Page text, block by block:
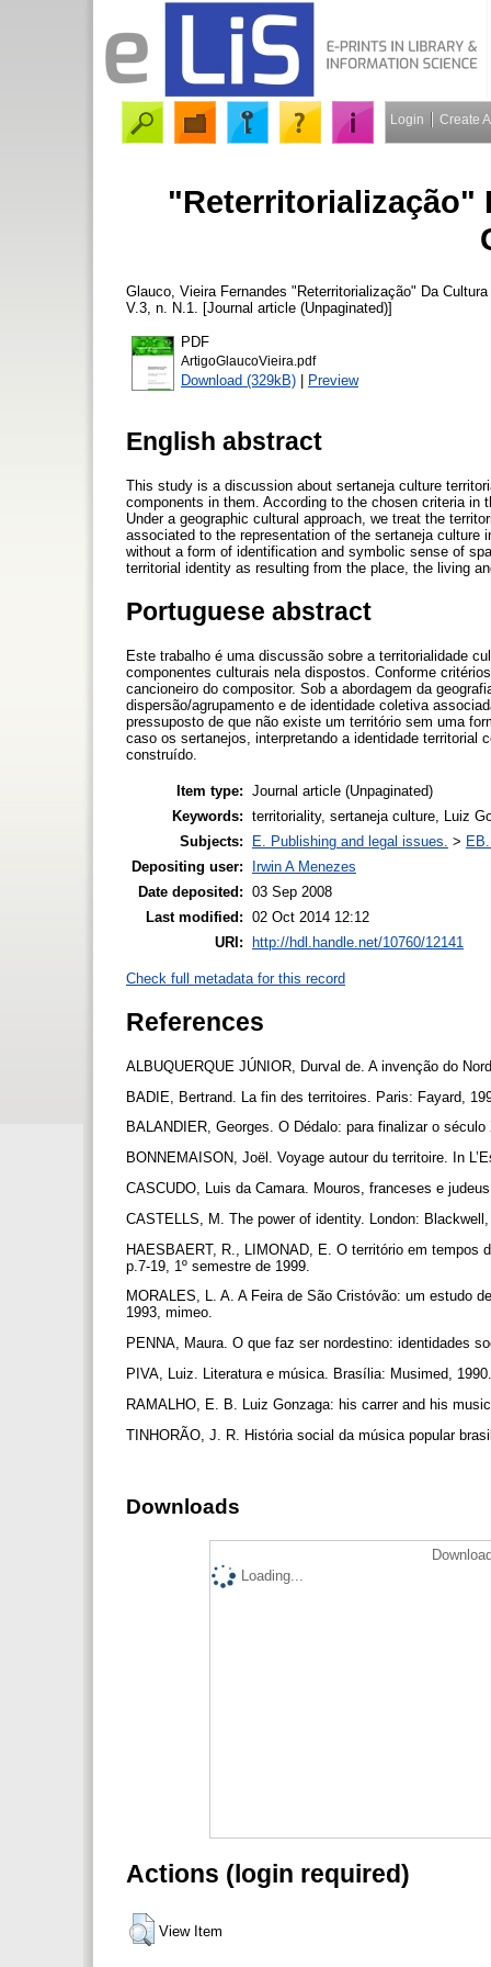
Login Create
"Reterritorialização"
Glauco, Vieira Fernandes "Reterritorialização" Da
V.3, n. N.1. [Journal article (Unpaginated)]
PDF
ArtigoGlaucoVieira.pdf
Download (329kB) | Preview
English abstract
This study is a discussion about sertaneja culture
components in them. According to the chosen criteria in
Under a geographic cultural approach, we treat the
associated to the representation of the sertaneja
without a form of identification and symbolic sense of
territorial identity as resulting from the place, the living
Portuguese abstract
Este trabalho é uma discussão sobre a territorialidade
componentes culturais nela dispostos. Conforme
cancioneiro do compositor. Sob a abordagem da
dispersão/agrupamento e de identidade coletiva
pressuposto de que não existe um território sem uma
caso os sertanejos, interpretando a identidade territorial
construído.
Item type: Journal article (Unpaginated)
Keywords: territoriality, sertaneja culture, Luiz
Subjects:
E. Publishing and legal issues. >
Depositing user:
Irwin A Menezes
Date deposited: 03 Sep 2008
Last modified: 02 Oct 2014 12:12
URI:
http://hdl.handle.net/10760/12141
Check full metadata for this record
References
ALBUQUERQUE JÚNIOR, Durval de. A invenção do
BADIE, Bertrand. La fin des territoires. Paris: Fayard,
BALANDIER, Georges. O Dédalo: para finalizar o
BONNEMAISON, Joël. Voyage autour du territoire. In
CASCUDO, Luis da Camara. Mouros, franceses e
CASTELLS, M. The power of identity. London:
HAESBAERT, R., LIMONAD, E. O território em tempos
p.7-19, 1º semestre de 1999.
MORALES, L. A. A Feira de São Cristóvão: um estudo
1993, mimeo.
PENNA, Maura. O que faz ser nordestino: identidades
PIVA, Luiz. Literatura e música. Brasília: Musimed,
RAMALHO, E. B. Luiz Gonzaga: his carrer and his
TINHORÃO, J. R. História social da música popular
Downloads
Loading...
Actions (login required)
View Item